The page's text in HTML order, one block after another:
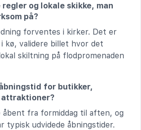
og lokale skikke, man
på?
forventes i kirker. Det er
kø, validere billet hvor det
skiltning på flodpromenaden
for butikker,
fra formiddag til aften, og
typisk udvidede åbningstider.